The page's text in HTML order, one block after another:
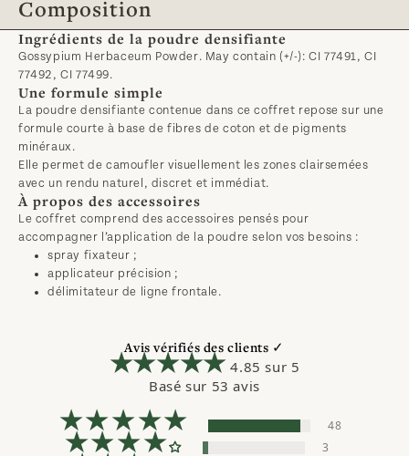
Composition
Ingrédients de la poudre densifiante
Gossypium Herbaceum Powder. May contain (+/-): CI 77491, CI
77492, CI 77499.
Une formule simple
La poudre densifiante contenue dans ce coffret repose sur une
formule courte à base de fibres de coton et de pigments
minéraux.
Elle permet de camoufler visuellement les zones clairsemées
avec un rendu naturel, discret et immédiat.
À propos des accessoires
Le coffret comprend des accessoires pensés pour
accompagner l’application de la poudre selon vos besoins :
spray fixateur ;
applicateur précision ;
délimitateur de ligne frontale.
Avis vérifiés des clients ✓
4.85 sur 5
Basé sur 53 avis
48
3